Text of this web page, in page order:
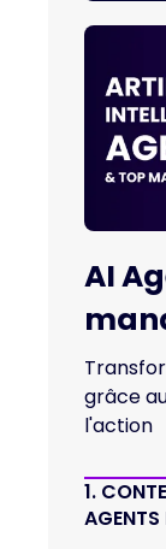
AI
grâce
l'action
1.